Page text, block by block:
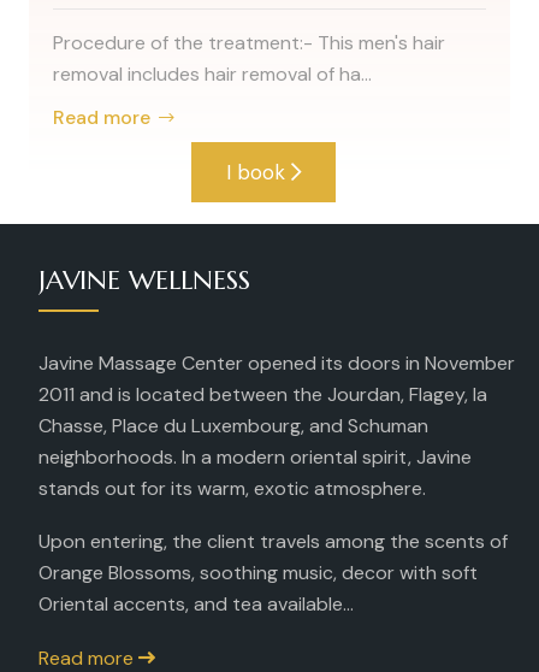
Procedure of the treatment:- This men's hair
removal includes hair removal of ha...
Read more
I book
JAVINE WELLNESS
Javine Massage Center opened its doors in November
2011 and is located between the Jourdan, Flagey, la
Chasse, Place du Luxembourg, and Schuman
neighborhoods. In a modern oriental spirit, Javine
stands out for its warm, exotic atmosphere.
Upon entering, the client travels among the scents of
Orange Blossoms, soothing music, decor with soft
Oriental accents, and tea available...
Read more